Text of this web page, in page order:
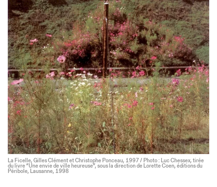
La Ficelle, Gilles Clément et Christophe Ponceau, 1997 / Photo : Luc Chessex, tirée
du livre “Une envie de ville heureuse”, sous la direction de Lorette Coen, éditions du
Péribole, Lausanne, 1998